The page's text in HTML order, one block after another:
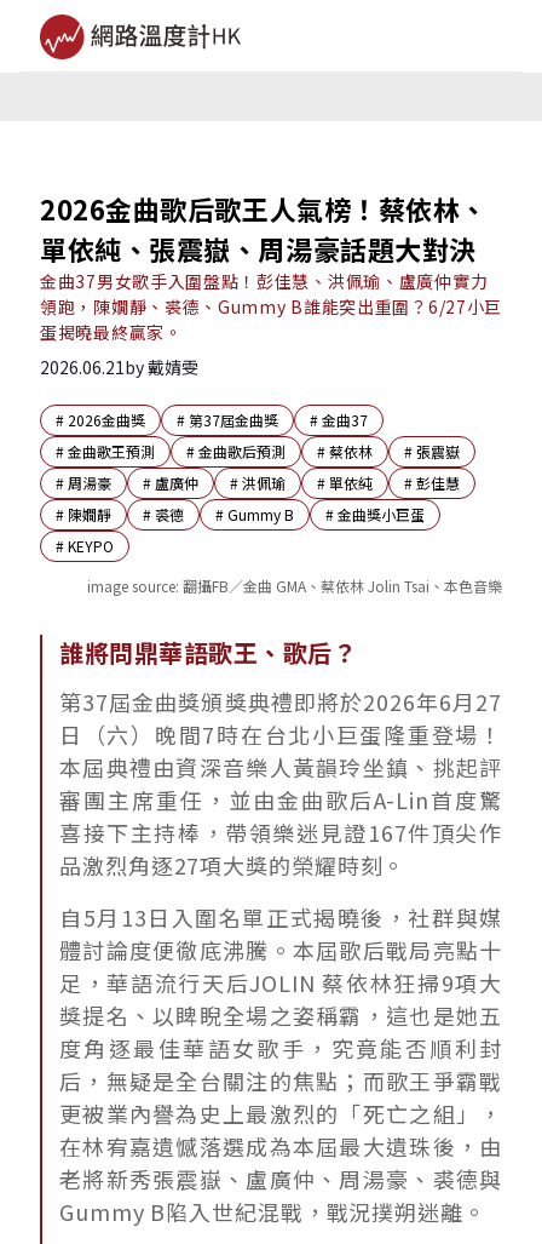
2026金曲歌后歌王人氣榜！蔡依林、
單依純、張震嶽、周湯豪話題大對決
金曲37男女歌手入圍盤點！彭佳慧、洪佩瑜、盧廣仲實力
領跑，陳嫺靜、裘德、Gummy B誰能突出重圍？6/27小巨
蛋揭曉最終贏家。
2026.06.21by戴婧雯
# 2026金曲獎 #第37屆金曲獎 #金曲37
#金曲歌王預測 #金曲歌后預測 #蔡依林 #張震嶽
# 周湯豪 # 盧廣仲 #洪佩瑜 #單依純 #彭佳慧
# 陳嫺靜 #裘德 #Gummy B #金曲獎小巨蛋
#KEYPO
image source: 翻攝FB／金曲 GMA、蔡依林 Jolin Tsai、本色音樂
誰將問鼎華語歌王、歌后？
第37屆金曲獎頒獎典禮即將於2026年6月27
日（六）晚間7時在台北小巨蛋隆重登場！
本屆典禮由資深音樂人黃韻玲坐鎮、挑起評
審團主席重任，並由金曲歌后A-Lin首度驚
喜接下主持棒，帶領樂迷見證167件頂尖作
品激烈角逐27項大獎的榮耀時刻。
自5月13日入圍名單正式揭曉後，社群與媒
體討論度便徹底沸騰。本屆歌后戰局亮點十
足，華語流行天后JOLIN 蔡依林狂掃9項大
獎提名、以睥睨全場之姿稱霸，這也是她五
度角逐最佳華語女歌手，究竟能否順利封
后，無疑是全台關注的焦點；而歌王爭霸戰
更被業內譽為史上最激烈的「死亡之組」，
在林宥嘉遺憾落選成為本屆最大遺珠後，由
老將新秀張震嶽、盧廣仲、周湯豪、裘德與
Gummy B陷入世紀混戰，戰況撲朔迷離。